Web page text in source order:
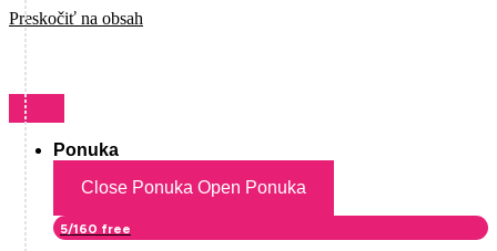
Preskočiť na obsah
Ponuka
Close Ponuka Open Ponuka
5/160 free